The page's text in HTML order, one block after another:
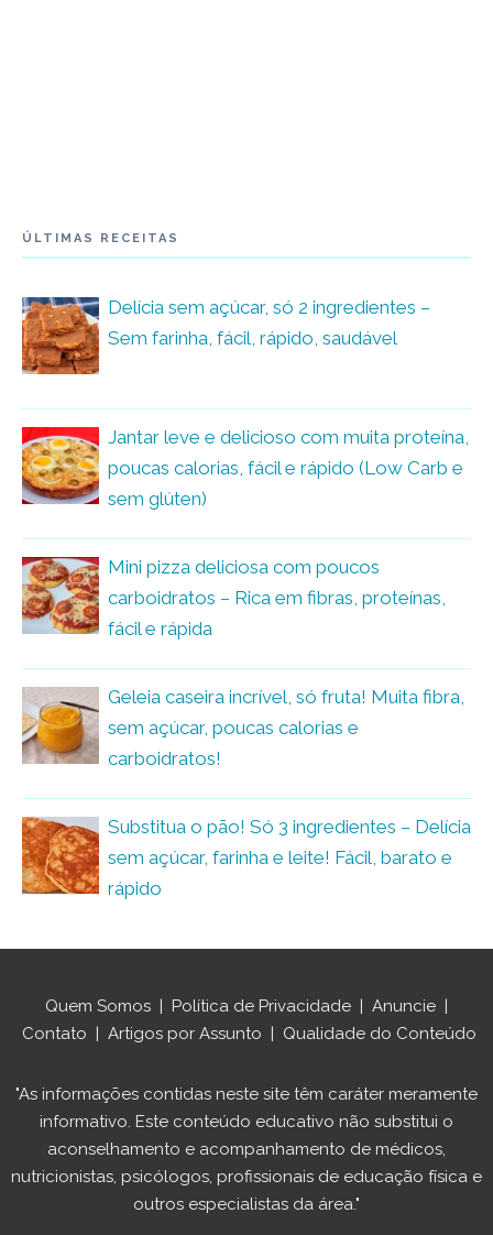
ÚLTIMAS RECEITAS
Delícia sem açúcar, só 2 ingredientes –
Sem farinha, fácil, rápido, saudável
Jantar leve e delicioso com muita proteína,
poucas calorias, fácil e rápido (Low Carb e
sem glúten)
Mini pizza deliciosa com poucos
carboidratos – Rica em fibras, proteínas,
fácil e rápida
Geleia caseira incrível, só fruta! Muita fibra,
sem açúcar, poucas calorias e
carboidratos!
Substitua o pão! Só 3 ingredientes – Delícia
sem açúcar, farinha e leite! Fácil, barato e
rápido
Quem Somos | Política de Privacidade | Anuncie |
Contato | Artigos por Assunto | Qualidade do Conteúdo
"As informações contidas neste site têm caráter meramente
informativo. Este conteúdo educativo não substitui o
aconselhamento e acompanhamento de médicos,
nutricionistas, psicólogos, profissionais de educação física e
outros especialistas da área."